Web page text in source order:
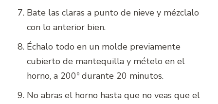
Bate las claras a punto de nieve y mézclalo
con lo anterior bien.
Échalo todo en un molde previamente
cubierto de mantequilla y mételo en el
horno, a 200º durante 20 minutos.
No abras el horno hasta que no veas que el